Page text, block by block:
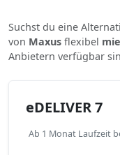
Suchst du eine
von Maxus flexibel
Anbietern verfügbar
eDELIVER 7
Ab 1 Monat Laufzeit